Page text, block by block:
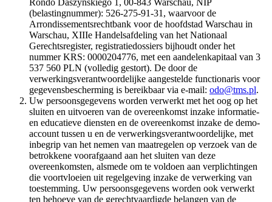
Rondo Daszyńskiego 1, 00-843 Warschau, NIP
(belastingnummer): 526-275-91-31, waarvoor de
Arrondissementsrechtbank voor de hoofdstad Warschau in
Warschau, XIIIe Handelsafdeling van het Nationaal
Gerechtsregister, registratiedossiers bijhoudt onder het
nummer KRS: 0000204776, met een aandelenkapitaal van 3
537 560 PLN (volledig gestort). De door de
verwerkingsverantwoordelijke aangestelde functionaris voor
gegevensbescherming is bereikbaar via e-mail: odo@tms.pl.
Uw persoonsgegevens worden verwerkt met het oog op het
sluiten en uitvoeren van de overeenkomst inzake informatie-
en educatieve diensten en de overeenkomst inzake de demo-
account tussen u en de verwerkingsverantwoordelijke, met
inbegrip van het nemen van maatregelen op verzoek van de
betrokkene voorafgaand aan het sluiten van deze
overeenkomsten, alsmede om te voldoen aan verplichtingen
die voortvloeien uit regelgeving inzake de verwerking van
toestemming. Uw persoonsgegevens worden ook verwerkt
ten behoeve van de gerechtvaardigde belangen van de